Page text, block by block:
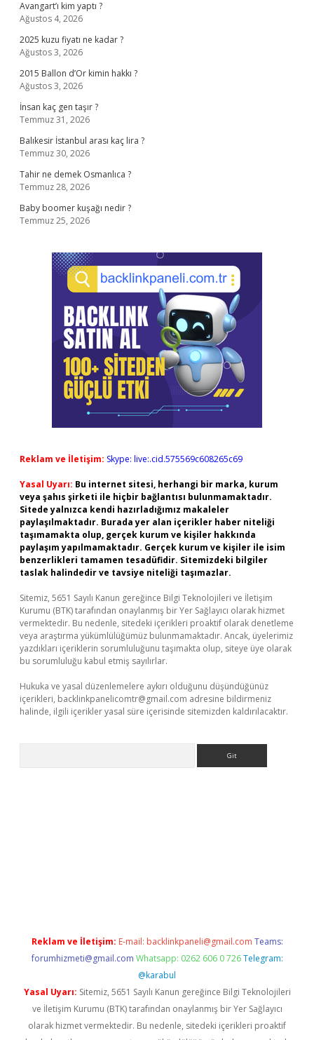
Avangart’ı kim yaptı ?
Ağustos 4, 2026
2025 kuzu fiyatı ne kadar ?
Ağustos 3, 2026
2015 Ballon d’Or kimin hakkı ?
Ağustos 3, 2026
İnsan kaç gen taşır ?
Temmuz 31, 2026
Balıkesir İstanbul arası kaç lira ?
Temmuz 30, 2026
Tahir ne demek Osmanlıca ?
Temmuz 28, 2026
Baby boomer kuşağı nedir ?
Temmuz 25, 2026
Reklam ve İletişim: Skype: live:.cid.575569c608265c69
Yasal Uyarı: Bu internet sitesi, herhangi bir marka, kurum
veya şahıs şirketi ile hiçbir bağlantısı bulunmamaktadır.
Sitede yalnızca kendi hazırladığımız makaleler
paylaşılmaktadır. Burada yer alan içerikler haber niteliği
taşımamakta olup, gerçek kurum ve kişiler hakkında
paylaşım yapılmamaktadır. Gerçek kurum ve kişiler ile isim
benzerlikleri tamamen tesadüfidir. Sitemizdeki bilgiler
taslak halindedir ve tavsiye niteliği taşımazlar.
Sitemiz, 5651 Sayılı Kanun gereğince Bilgi Teknolojileri ve İletişim
Kurumu (BTK) tarafından onaylanmış bir Yer Sağlayıcı olarak hizmet
vermektedir. Bu nedenle, sitedeki içerikleri proaktif olarak denetleme
veya araştırma yükümlülüğümüz bulunmamaktadır. Ancak, üyelerimiz
yazdıkları içeriklerin sorumluluğunu taşımakta olup, siteye üye olarak
bu sorumluluğu kabul etmiş sayılırlar.
Hukuka ve yasal düzenlemelere aykırı olduğunu düşündüğünüz
içerikleri, backlinkpanelicomtr@gmail.com adresine bildirmeniz
halinde, ilgili içerikler yasal süre içerisinde sitemizden kaldırılacaktır.
Reklam ve İletişim: E-mail: backlinkpaneli@gmail.com Teams:
forumhizmeti@gmail.com Whatsapp: 0262 606 0 726 Telegram:
@karabul
Yasal Uyarı: Sitemiz, 5651 Sayılı Kanun gereğince Bilgi Teknolojileri
ve İletişim Kurumu (BTK) tarafından onaylanmış bir Yer Sağlayıcı
olarak hizmet vermektedir. Bu nedenle, sitedeki içerikleri proaktif